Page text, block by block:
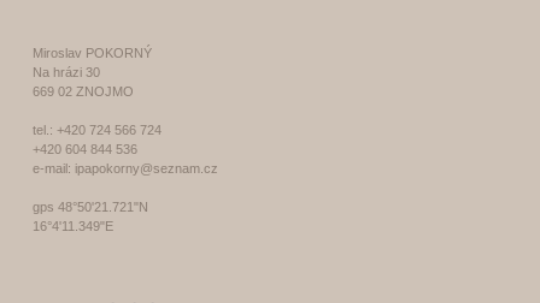
Miroslav POKORNÝ
Na hrázi 30
669 02 ZNOJMO
tel.: +420 724 566 724
+420 604 844 536
e-mail: ipapokorny@seznam.cz
gps 48°50'21.721"N
16°4'11.349"E